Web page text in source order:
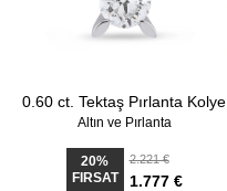
0.60 ct. Tektaş Pırlanta Kolye
Altın ve Pırlanta
20%
FIRSAT
2.221 €
1.777 €